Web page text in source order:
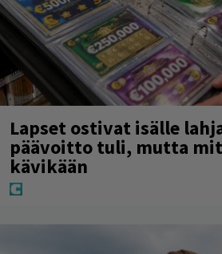
Lapset ostivat isälle
päävoitto tuli, mutta
kävikään